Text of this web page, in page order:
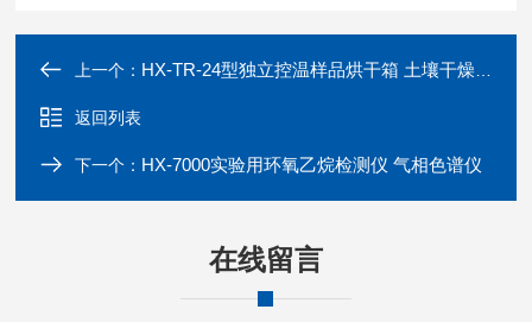
上一个： HX-TR-24型独立控温样品烘干箱 土壤干燥箱
返回列表
下一个： HX-7000实验用环氧乙烷检测仪 气相色谱仪
在线留言